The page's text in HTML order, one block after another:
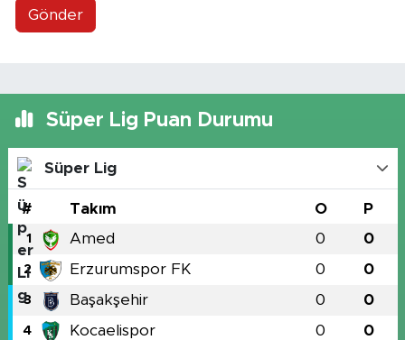
Gönder
Süper Lig Puan Durumu
Süper Lig
# Takım O P
1 Amed 0 0
2 Erzurumspor FK 0 0
3 Başakşehir 0 0
4 Kocaelispor 0 0